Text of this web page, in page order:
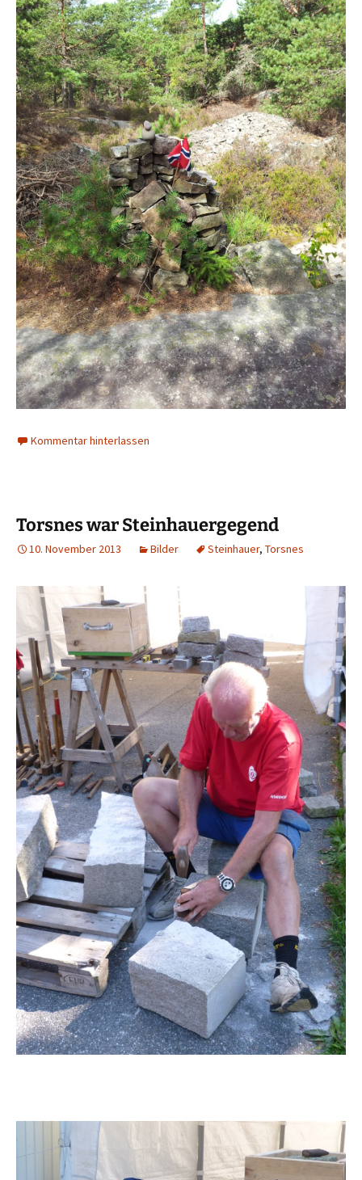
Kommentar hinterlassen
Torsnes war Steinhauergegend
10. November 2013 Bilder Steinhauer, Torsnes